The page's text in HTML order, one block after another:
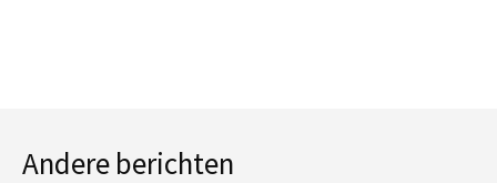
Andere berichten